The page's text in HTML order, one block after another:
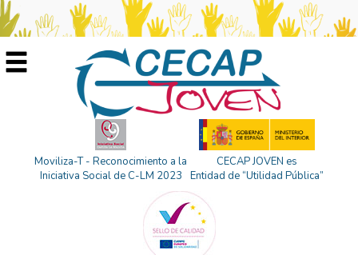
Moviliza-T - Reconocimiento a la
Iniciativa Social de C-LM 2023
CECAP JOVEN es
Entidad de “Utilidad Pública”